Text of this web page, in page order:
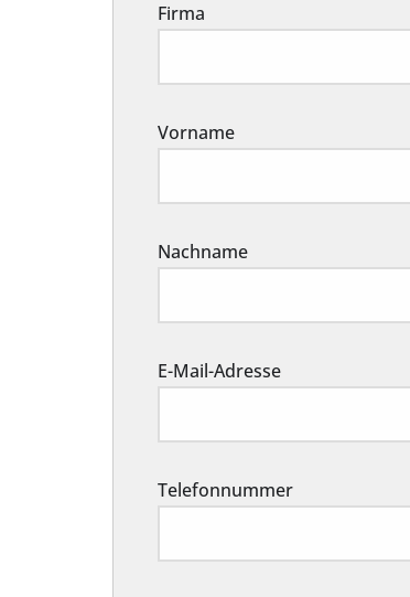
Firma
Vorname
Nachname
E-Mail-Adresse
Telefonnummer